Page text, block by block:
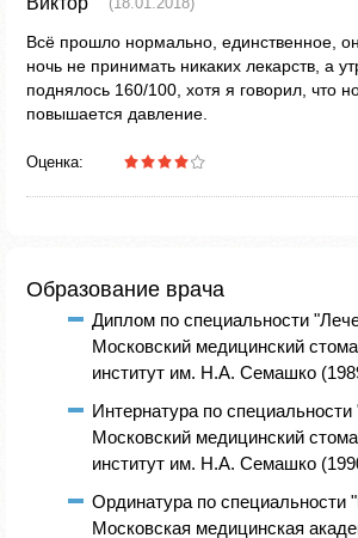
Всё прошло нормально, единственное,
ночь не принимать никаких лекарств, а
поднялось 160/100, хотя я говорил, что
повышается давление.
Оценка:
Образование врача
Диплом по специальности
Московский медицинский
институт им. Н.А. Семашко
Интернатура по
Московский медицинский
институт им. Н.А. Семашко
Ординатура по специальности
Московская медицинская